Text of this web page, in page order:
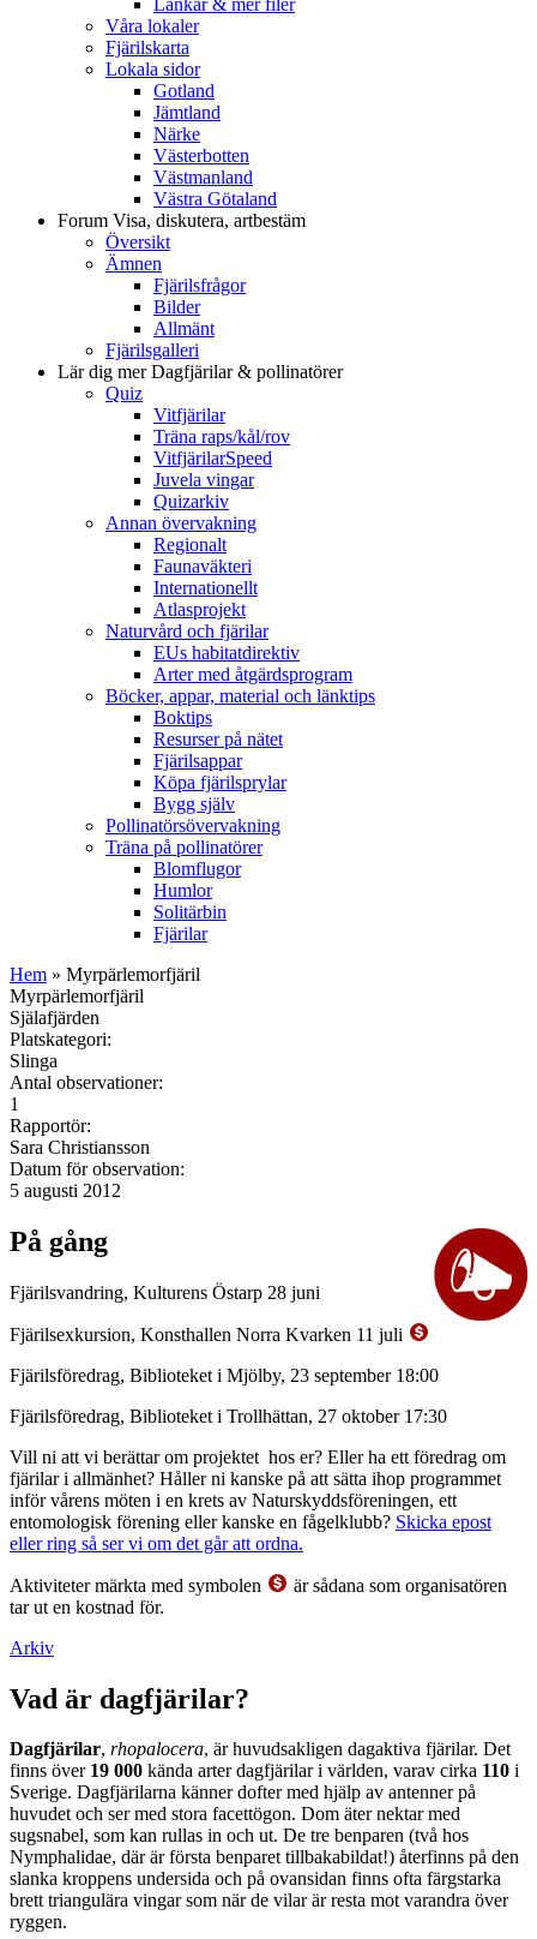
Våra lokaler
Fjärilskarta
Lokala sidor
Gotland
Jämtland
Närke
Västerbotten
Västmanland
Västra Götaland
Forum Visa, diskutera, artbestäm
Översikt
Ämnen
Fjärilsfrågor
Bilder
Allmänt
Fjärilsgalleri
Lär dig merDagfjärilar & pollinatörer
Quiz
Vitfjärilar
Träna raps/kål/rov
VitfjärilarSpeed
Juvela vingar
Quizarkiv
Annan övervakning
Regionalt
Faunaväkteri
Internationellt
Atlasprojekt
Naturvård och fjärilar
EUs habitatdirektiv
Arter med åtgärdsprogram
Böcker, appar, material och länktips
Boktips
Resurser på nätet
Fjärilsappar
Köpa fjärilsprylar
Bygg själv
Pollinatörsövervakning
Träna på pollinatörer
Blomflugor
Humlor
Solitärbin
Fjärilar
Hem » Myrpärlemorfjäril
Myrpärlemorfjäril
Själafjärden
Platskategori:
Slinga
Antal observationer:
1
Rapportör:
Sara Christiansson
Datum för observation:
5 augusti 2012
På gång
Fjärilsvandring, Kulturens Östarp 28 juni
Fjärilsexkursion, Konsthallen Norra Kvarken 11 juli
Fjärilsföredrag, Biblioteket i Mjölby, 23 september 18:00
Fjärilsföredrag, Biblioteket i Trollhättan, 27 oktober 17:30
Vill ni att vi berättar om projektet hos er? Eller ha ett föredrag om
fjärilar i allmänhet? Håller ni kanske på att sätta ihop programmet
inför vårens möten i en krets av Naturskyddsföreningen, ett
entomologisk förening eller kanske en fågelklubb? Skicka epost
eller ring så ser vi om det går att ordna.
Aktiviteter märkta med symbolen
är sådana som organisatören
tar ut en kostnad för.
Arkiv
Vad är dagfjärilar?
Dagfjärilar, rhopalocera, är huvudsakligen dagaktiva fjärilar. Det
finns över 19 000 kända arter dagfjärilar i världen, varav cirka 110 i
Sverige. Dagfjärilarna känner dofter med hjälp av antenner på
huvudet och ser med stora facettögon. Dom äter nektar med
sugsnabel, som kan rullas in och ut. De tre benparen (två hos
Nymphalidae, där är första benparet tillbakabildat!) återfinns på den
slanka kroppens undersida och på ovansidan finns ofta färgstarka
brett triangulära vingar som när de vilar är resta mot varandra över
ryggen.